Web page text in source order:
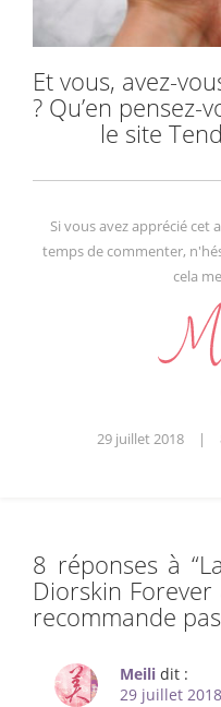
Et vous, avez-
? Qu’en pensez-
le site
Si vous avez apprécié cet
temps de commenter,
cela
29 juillet 2018 |
8 réponses à “
Diorskin
recommande
Meili dit :
29 juillet